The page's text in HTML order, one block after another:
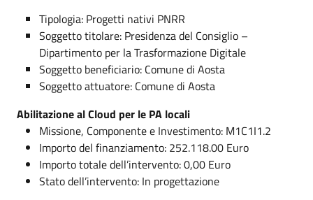
Tipologia: Progetti nativi PNRR
Soggetto titolare: Presidenza del Consiglio –
Dipartimento per la Trasformazione Digitale
Soggetto beneficiario: Comune di Aosta
Soggetto attuatore: Comune di Aosta
Abilitazione al Cloud per le PA locali
Missione, Componente e Investimento: M1C1I1.2
Importo del finanziamento: 252.118.00 Euro
Importo totale dell’intervento: 0,00 Euro
Stato dell’intervento: In progettazione